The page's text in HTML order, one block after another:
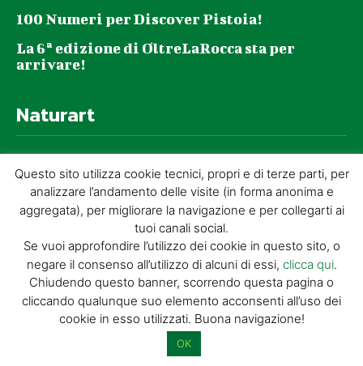
100 Numeri per Discover Pistoia!
La 6ª edizione di OltreLaRocca sta per
arrivare!
Naturart
Aperture straordinarie della Fortezza di
Santa Barbara e dell’ex Chiesa del Tau con
“Tau Stories”, un ciclo di incontri alla
scoperta degli affreschi di...
Alla scoperta di Gavinana con NATURART 54:
un viaggio tra storia, cultura e territorio
I libri della Giorgio Tesi Editrice ora
acquistabili al NATURART Village
Questo sito utilizza cookie tecnici, propri e di terze parti, per
analizzare l’andamento delle visite (in forma anonima e
aggregata), per migliorare la navigazione e per collegarti ai
tuoi canali social.
Se vuoi approfondire l’utilizzo dei cookie in questo sito, o
negare il consenso all’utilizzo di alcuni di essi, clicca qui.
Chiudendo questo banner, scorrendo questa pagina o
cliccando qualunque suo elemento acconsenti all’uso dei
cookie in esso utilizzati. Buona navigazione!
OK